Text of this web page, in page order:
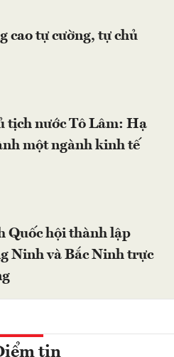
cao tự cường, tự chủ
tịch nước Tô Lâm: Hạ
một ngành kinh tế
Quốc hội thành lập
Ninh và Bắc Ninh trực
tin